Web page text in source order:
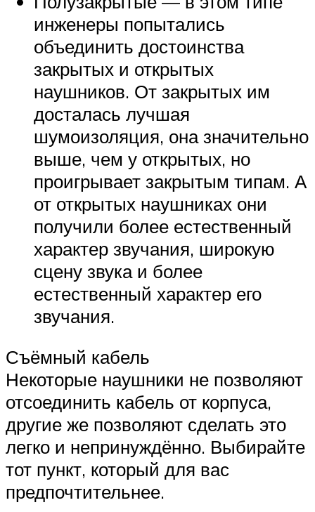
инженеры попытались
объединить достоинства
закрытых и открытых
наушников. От закрытых им
досталась лучшая
шумоизоляция, она значительно
выше, чем у открытых, но
проигрывает закрытым типам. А
от открытых наушниках они
получили более естественный
характер звучания, широкую
сцену звука и более
естественный характер его
звучания.
Съёмный кабель
Некоторые наушники не позволяют
отсоединить кабель от корпуса,
другие же позволяют сделать это
легко и непринуждённо. Выбирайте
тот пункт, который для вас
предпочтительнее.